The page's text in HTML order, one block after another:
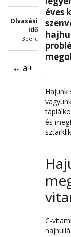
Olvasási
idő
3perc
a- a+
éves
Hajunk
és
C-